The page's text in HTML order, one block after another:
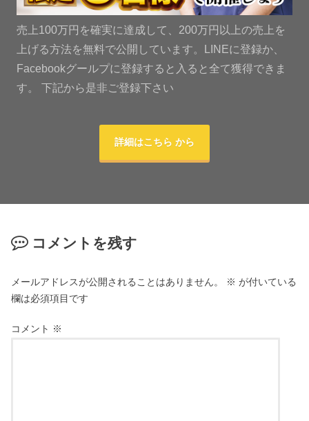
売上100万円を確実に達成して、200万円以上の売上を
上げる方法を無料で公開しています。LINEに登録か、
Facebookグールプに登録すると入ると全て獲得できま
す。 下記から是非ご登録下さい
詳細はこちら から
コメントを残す
メールアドレスが公開されることはありません。 ※ が付いている
欄は必須項目です
コメント ※